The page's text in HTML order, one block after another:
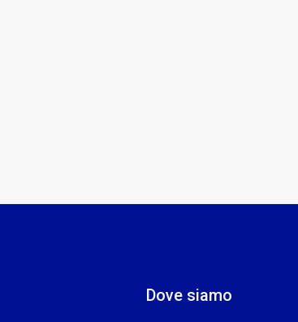
Dove siamo